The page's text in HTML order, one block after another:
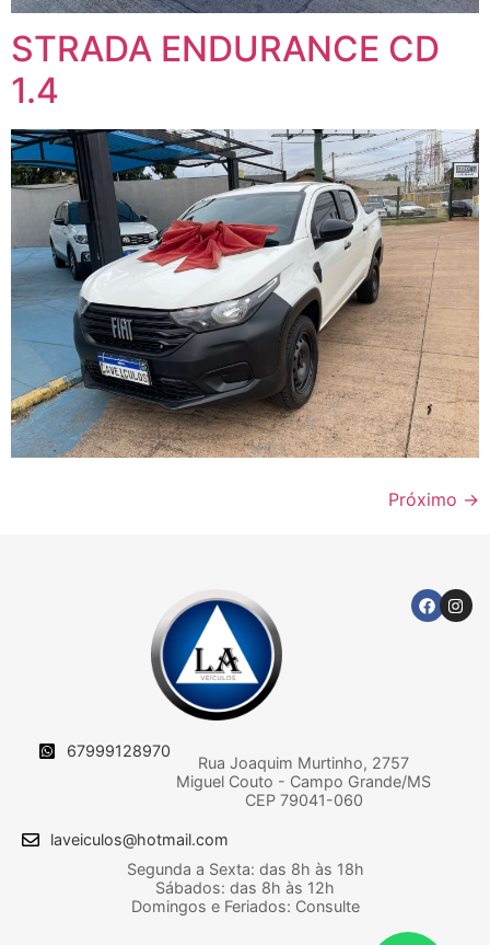
STRADA ENDURANCE CD
1.4
Próximo →
67999128970
Rua Joaquim Murtinho, 2757
Miguel Couto - Campo Grande/MS
CEP 79041-060
laveiculos@hotmail.com
Segunda a Sexta: das 8h às 18h
Sábados: das 8h às 12h
Domingos e Feriados: Consulte